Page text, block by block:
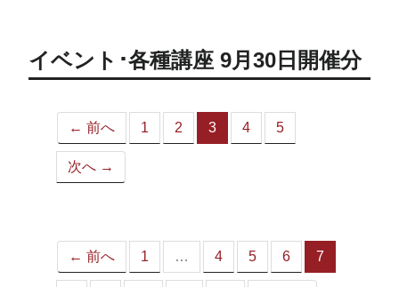
イベント･各種講座 9月30日開催分
← 前へ 1 2 3
（こ
4 5
次へ →
← 前へ 1 … 4 5 6 7